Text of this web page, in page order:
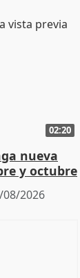
02:20
nueva
y octubre
08/2026